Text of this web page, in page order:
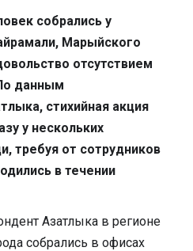
собрались у
Марыйского
отсутствием
данным
стихийная акция
у нескольких
требуя от сотрудников
в течении
Азатлыка в регионе
собрались в офисах